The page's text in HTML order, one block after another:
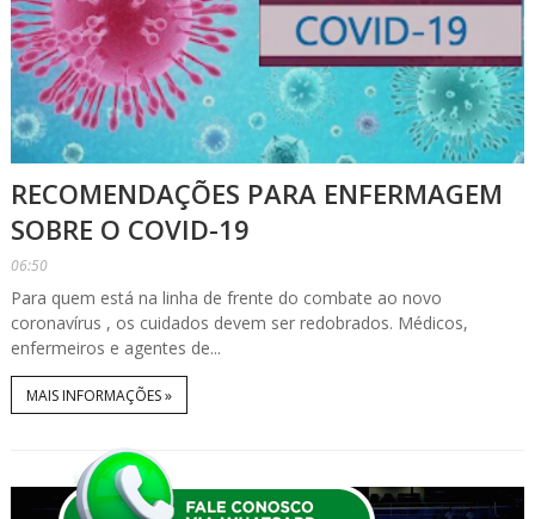
RECOMENDAÇÕES PARA ENFERMAGEM
SOBRE O COVID-19
06:50
Para quem está na linha de frente do combate ao novo
coronavírus , os cuidados devem ser redobrados. Médicos,
enfermeiros e agentes de...
MAIS INFORMAÇÕES »